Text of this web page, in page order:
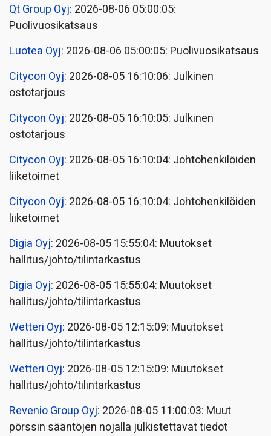
Qt Group Oyj: 2026-08-06 05:00:05:
Puolivuosikatsaus
Luotea Oyj: 2026-08-06 05:00:05: Puolivuosikatsaus
Citycon Oyj: 2026-08-05 16:10:06: Julkinen
ostotarjous
Citycon Oyj: 2026-08-05 16:10:05: Julkinen
ostotarjous
Citycon Oyj: 2026-08-05 16:10:04: Johtohenkilöiden
liiketoimet
Citycon Oyj: 2026-08-05 16:10:04: Johtohenkilöiden
liiketoimet
Digia Oyj: 2026-08-05 15:55:04: Muutokset
hallitus/johto/tilintarkastus
Digia Oyj: 2026-08-05 15:55:04: Muutokset
hallitus/johto/tilintarkastus
Wetteri Oyj: 2026-08-05 12:15:09: Muutokset
hallitus/johto/tilintarkastus
Wetteri Oyj: 2026-08-05 12:15:09: Muutokset
hallitus/johto/tilintarkastus
Revenio Group Oyj: 2026-08-05 11:00:03: Muut
pörssin sääntöjen nojalla julkistettavat tiedot